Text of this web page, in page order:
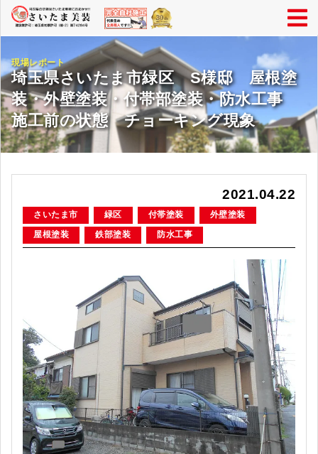
現場レポート
埼玉県さいたま市緑区 S様邸 屋根塗
装・外壁塗装・付帯部塗装・防水工事
施工前の状態 チョーキング現象
2021.04.22
さいたま市 緑区 付帯塗装
外壁塗装
屋根塗装
鉄部塗装 防水工事